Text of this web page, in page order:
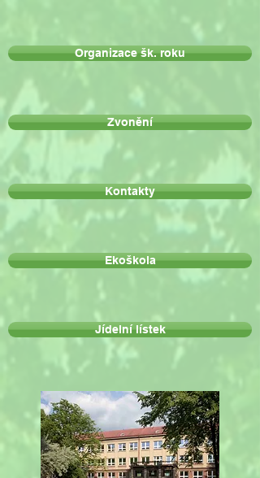
Organizace šk. roku
Zvonění
Kontakty
Ekoškola
Jídelní lístek